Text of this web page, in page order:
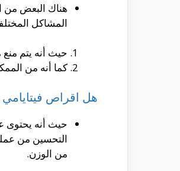
هناك البعض من
المشاكل
حيث أنه يتم
كما أنه من
هل اقراص فيتايامي
حيث أنه يحتوى
التحسين من
من الوزن.